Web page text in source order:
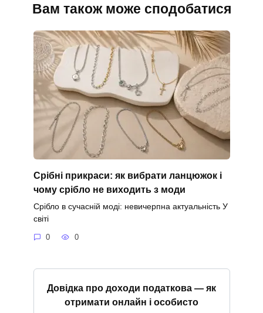
Вам також може сподобатися
Срібні прикраси: як вибрати ланцюжок і
чому срібло не виходить з моди
Срібло в сучасній моді: невичерпна актуальність У
світі
0 0
Довідка про доходи податкова — як
отримати онлайн і особисто